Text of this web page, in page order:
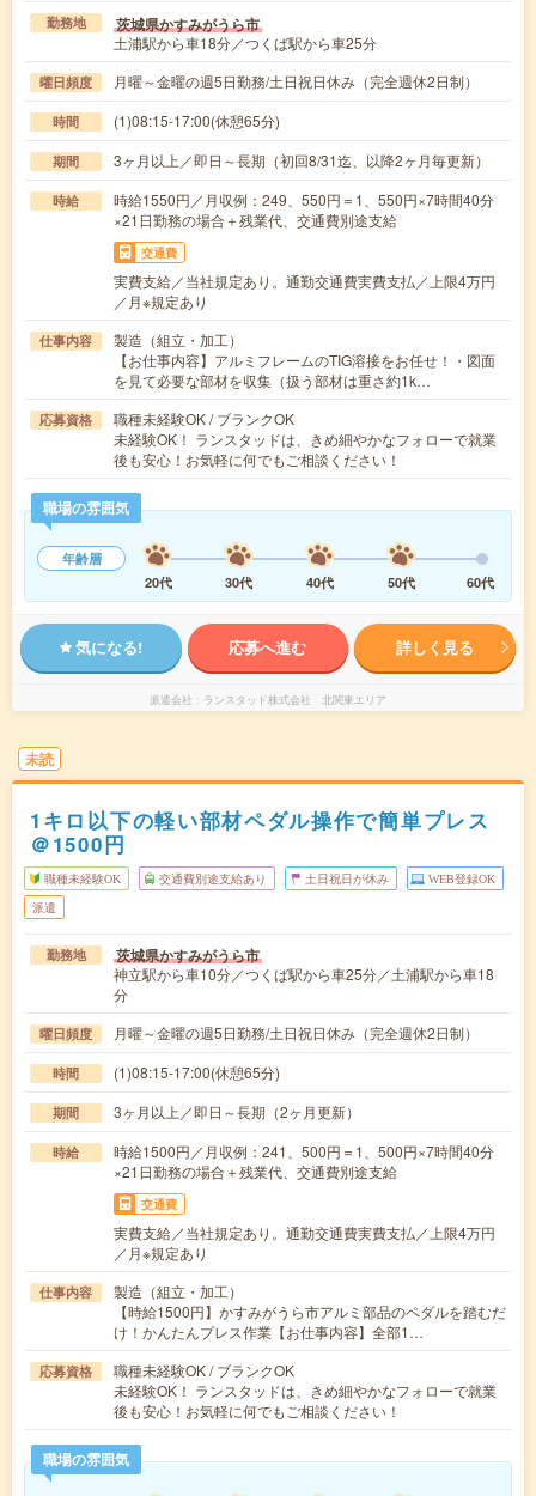
勤務地 茨城県かすみがうら市
土浦駅から車18分／つくば駅から車25分
曜日頻度 月曜～金曜の週5日勤務/土日祝日休み（完全週休2日制）
時間 (1)08:15-17:00(休憩65分)
期間 3ヶ月以上／即日～長期（初回8/31迄、以降2ヶ月毎更新）
時給
時給1550円／月収例：249、550円＝1、550円×7時間40分
×21日勤務の場合＋残業代、交通費別途支給
交通費
実費支給／当社規定あり。通勤交通費実費支払／上限4万円
／月※規定あり
仕事内容
製造（組立・加工）
【お仕事内容】アルミフレームのTIG溶接をお任せ！・図面
を見て必要な部材を収集（扱う部材は重さ約1k…
応募資格
職種未経験OK / ブランクOK
未経験OK！ ランスタッドは、きめ細やかなフォローで就業
後も安心！お気軽に何でもご相談ください！
職場の雰囲気
年齢層
20代
30代 40代 50代 60代
気になる! 応募へ進む 詳しく見る
派遣会社 ランスタッド株式会社 北関東エリア
未読
1キロ以下の軽い部材ペダル操作で簡単プレス
＠1500円
職種未経験OK 交通費別途支給あり 土日祝日が休み WEB登録OK
派遣
勤務地 茨城県かすみがうら市
神立駅から車10分／つくば駅から車25分／土浦駅から車18
分
曜日頻度 月曜～金曜の週5日勤務/土日祝日休み（完全週休2日制）
時間 (1)08:15-17:00(休憩65分)
期間 3ヶ月以上／即日～長期（2ヶ月更新）
時給
時給1500円／月収例：241、500円＝1、500円×7時間40分
×21日勤務の場合＋残業代、交通費別途支給
交通費
実費支給／当社規定あり。通勤交通費実費支払／上限4万円
／月※規定あり
仕事内容
製造（組立・加工）
【時給1500円】かすみがうら市アルミ部品のペダルを踏むだ
け！かんたんプレス作業【お仕事内容】全部1…
応募資格
職種未経験OK / ブランクOK
未経験OK！ ランスタッドは、きめ細やかなフォローで就業
後も安心！お気軽に何でもご相談ください！
職場の雰囲気